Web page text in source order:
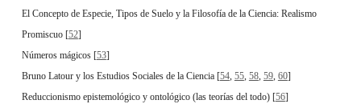
El Concepto de Especie, Tipos de Suelo y la Filosofía de la Ciencia: Realismo
Promiscuo [52]
Números mágicos [53]
Bruno Latour y los Estudios Sociales de la Ciencia [54, 55, 58, 59, 60]
Reduccionismo epistemológico y ontológico (las teorías del todo) [56]